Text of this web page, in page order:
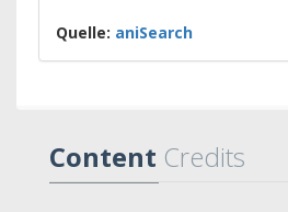
Quelle: aniSearch
Content Credits